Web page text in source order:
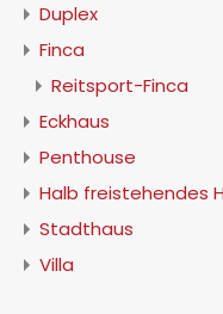
Duplex
Finca
Reitsport-Finca
Eckhaus
Penthouse
Halb freistehendes
Stadthaus
Villa